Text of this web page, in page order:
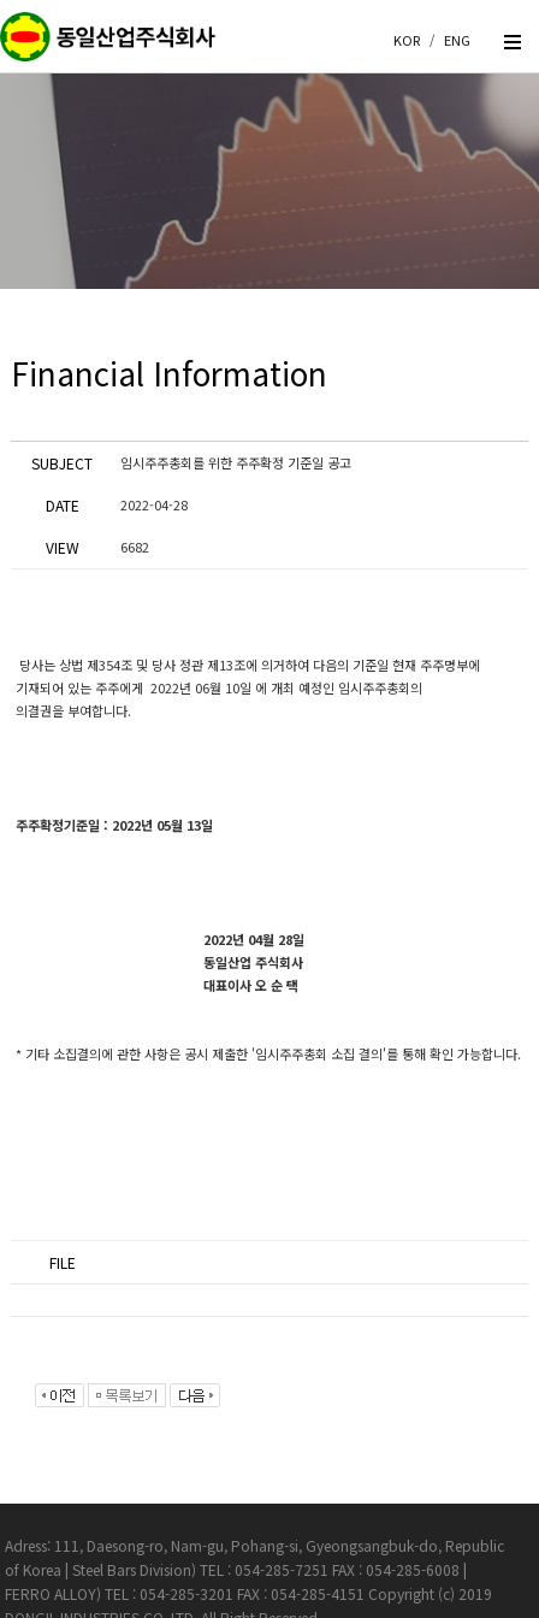
KOR / ENG
Financial Information
SUBJECT 임시주주총회를 위한 주주확정 기준일 공고
DATE 2022-04-28
VIEW 6682
당사는 상법 제354조 및 당사 정관 제13조에 의거하여 다음의 기준일 현재 주주명부에
기재되어 있는 주주에게 2022년 06월 10일 에 개최 예정인 임시주주총회의
의결권을 부여합니다.
주주확정기준일 : 2022년 05월 13일
2022년 04월 28일
동일산업 주식회사
대표이사 오 순 택
* 기타 소집결의에 관한 사항은 공시 제출한 '임시주주총회 소집 결의'를 통해 확인 가능합니다.
FILE
Adress: 111, Daesong-ro, Nam-gu, Pohang-si, Gyeongsangbuk-do, Republic
of Korea |Steel Bars Division) TEL : 054-285-7251 FAX : 054-285-6008 |
FERRO ALLOY) TEL : 054-285-3201 FAX : 054-285-4151 Copyright (c) 2019